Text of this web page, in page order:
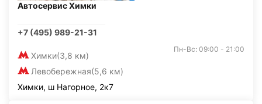
Автосервис Химки
+7 (495) 989-21-31
Химки(3,8 км)
Левобережная(5,6 км)
Пн-Вс: 09:00 - 21:00
Химки, ш Нагорное, 2к7